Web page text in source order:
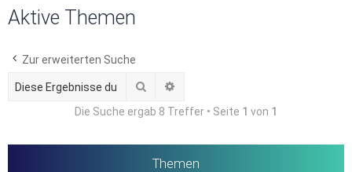
Aktive Themen
Zur erweiterten Suche
Suche
Die Suche ergab 8 Treffer • Seite 1 von 1
Themen